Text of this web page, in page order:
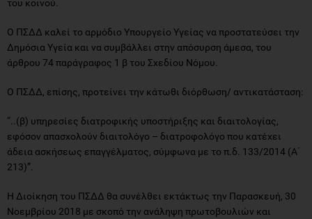
του κοινού.
Ο ΠΣΔΔ καλεί το αρμόδιο Υπουργείο Υγείας να προστατεύσει την
Δημόσια Υγεία και να συμβάλλει στην απόσυρση άμεσα, του
άρθρου 74 παράγραφος 1 β του Σχεδίου Νόμου.
Ο ΠΣΔΔ, επίσης, προτείνει την κάτωθι διόρθωση/ αντικατάσταση:
“..(β) υπηρεσίες διατροφικής υποστήριξης και διαιτολογίας,
εφόσον απασχολούν διαιτολόγο – διατροφολόγο που κατέχει
άδεια ασκήσεως επαγγέλματος, σύμφωνα με το π.δ. 133/2014 (Α΄
213)”.
Η Διοίκηση του ΠΣΔΔ θα συνέλθει εκτάκτως την Παρασκευή, 30
Νοεμβρίου 2018 με σκοπό την ανάληψη πρωτοβουλιών και